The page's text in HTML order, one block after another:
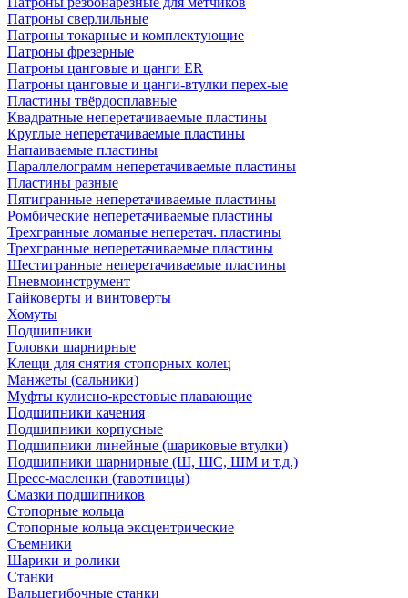
Патроны сверлильные
Патроны токарные и комплектующие
Патроны фрезерные
Патроны цанговые и цанги ER
Патроны цанговые и цанги-втулки перех-ые
Пластины твёрдосплавные
Квадратные неперетачиваемые пластины
Круглые неперетачиваемые пластины
Напаиваемые пластины
Параллелограмм неперетачиваемые пластины
Пластины разные
Пятигранные неперетачиваемые пластины
Ромбические неперетачиваемые пластины
Трехгранные ломаные неперетач. пластины
Трехгранные неперетачиваемые пластины
Шестигранные неперетачиваемые пластины
Пневмоинструмент
Гайковерты и винтоверты
Хомуты
Подшипники
Головки шарнирные
Клещи для снятия стопорных колец
Манжеты (сальники)
Муфты кулисно-крестовые плавающие
Подшипники качения
Подшипники корпусные
Подшипники линейные (шариковые втулки)
Подшипники шарнирные (Ш, ШС, ШМ и т.д.)
Пресс-масленки (тавотницы)
Смазки подшипников
Стопорные кольца
Стопорные кольца эксцентрические
Съемники
Шарики и ролики
Станки
Вальцегибочные станки